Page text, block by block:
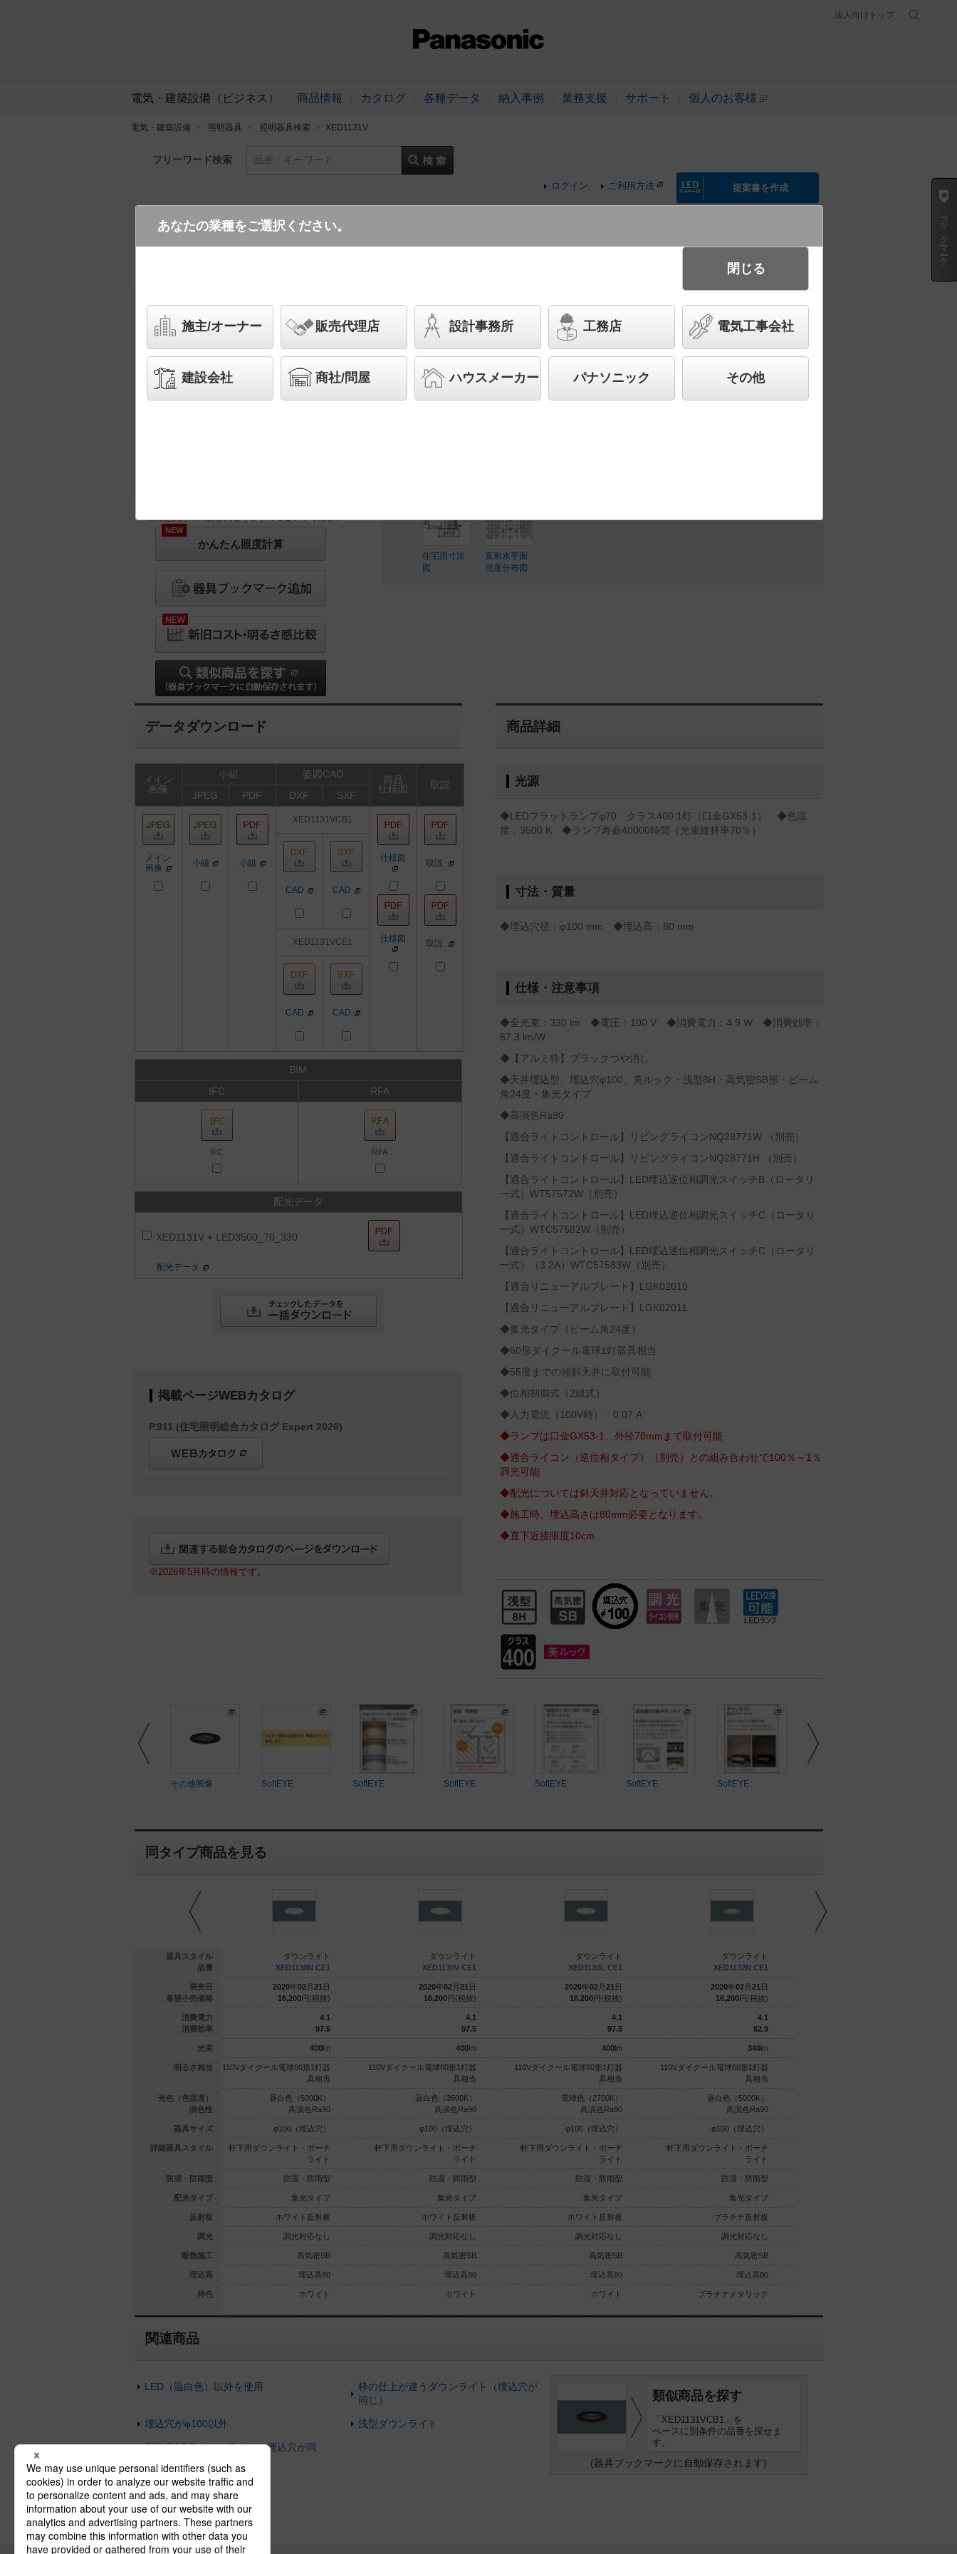
法人向けトップ
電気・建築設備（ビジネス） 商品情報 カタログ 各種データ 納入事例 業務支援 サポート 個人のお客様
電気・建築設備 照明器具 照明器具検索 XED1131V
フリーワード検索 品番・キーワード
ログイン ご利用方法 提案書を作成
XED1131V CB1
※画像は実際の商品と異なりますのでご了承ください
NEW
かんたん照度計算
天井埋込型 LED（温白色） 軒下用ダウンライト・ポーチライト 美ルック・
浅型8H・高気密SB形・ビーム角24度・集光タイプ LEDフラットランプ交換
型・防湿型・防雨型・調光タイプ（ライコン別売）／埋込穴φ100 パネル付
型 110Vダイクール電球60形1灯器具相当
◆希望小売価格 17,500 円（税抜）
【本体】LRD9101
住宅用寸法
図
直射水平面
照度分布図
データダウンロード
メイン
画像
小組 姿図CAD
商品
仕様図
取説
JPEG
PDF DXF SXF
メイン
画像
小組 小組
XED1131VCB1
仕様図
仕様図
取説
取説
CAD CAD
XED1131VCE1
CAD CAD
BIM
IFC
RFA
IFC RFA
配光データ
XED1131V + LED3500_70_330
配光データ
掲載ページWEBカタログ
P.911 (住宅照明総合カタログ Expert 2026)
※2026年5月時の情報です。
商品詳細
光源
◆LEDフラットランプφ70 クラス400 1灯（口金GX53-1） ◆色温
度：3500 K ◆ランプ寿命40000時間（光束維持率70％）
寸法・質量
◆埋込穴径：φ100 mm ◆埋込高：80 mm
仕様・注意事項
◆全光束：330 lm ◆電圧：100 V ◆消費電力：4.9 W ◆消費効率：
67.3 lm/W
◆【アルミ枠】ブラックつや消し
◆天井埋込型、埋込穴φ100、美ルック・浅型8H・高気密SB形・ビーム
角24度・集光タイプ
◆高演色Ra90
【適合ライトコントロール】リビングライコンNQ28771W （別売）
【適合ライトコントロール】リビングライコンNQ28771H （別売）
【適合ライトコントロール】LED埋込逆位相調光スイッチB（ロータリ
ー式）WT57572W（別売）
【適合ライトコントロール】LED埋込逆位相調光スイッチC（ロータリ
ー式）WTC57582W（別売）
【適合ライトコントロール】LED埋込逆位相調光スイッチC（ロータリ
ー式）（3.2A）WTC57583W（別売）
【適合リニューアルプレート】LGK02010
【適合リニューアルプレート】LGK02011
◆集光タイプ（ビーム角24度）
◆60形ダイクール電球1灯器具相当
◆55度までの傾斜天井に取付可能
◆位相制御式（2線式）
◆入力電流（100V時）：0.07 A
◆ランプは口金GX53-1、外径70mmまで取付可能
◆適合ライコン（逆位相タイプ）（別売）との組み合わせで100％～1％
調光可能
◆配光については斜天井対応となっていません。
◆施工時、埋込高さは80mm必要となります。
◆直下近接限度10cm
その他画像 SoftEYE SoftEYE SoftEYE SoftEYE SoftEYE SoftEYE
同タイプ商品を見る
器具スタイル
品番
発売日
希望小売価格
消費電力
消費効率
光束
明るさ相当
光色（色温度）
演色性
器具サイズ
詳細器具スタイル
防湿・防雨型
配光タイプ
反射板
調光
断熱施工
埋込高
枠色
ダウンライト
円(税抜)
5
61
白熱電球60形1灯器具相当
昼白色（5000K）
φ100（埋込穴）
軒下用ダウンライト・ポーチ
防湿・防雨型
拡散タイプ
高気密SB
ダウンライト
XED1130N CE1
2020年02月 21 日
16,200円(税抜)
4.1
97.5
400lm
110Vダイクール電球60形1灯器
具相当
昼白色（5000K）
高演色Ra90
φ100（埋込穴）
軒下用ダウンライト・ポーチ
ライト
防湿・防雨型
集光タイプ
ホワイト反射板
調光対応なし
高気密SB
埋込高80
ホワイト
ダウンライト
XED1130V CE1
2020年02月 21 日
16,200円(税抜)
4.1
97.5
400lm
110Vダイクール電球60形1灯器
具相当
温白色（3500K）
高演色Ra90
φ100（埋込穴）
軒下用ダウンライト・ポーチ
ライト
防湿・防雨型
集光タイプ
ホワイト反射板
調光対応なし
高気密SB
埋込高80
ホワイト
ダウンライト
XED1130L CE1
2020年02月 21 日
16,200円(税抜)
4.1
97.5
400lm
110Vダイクール電球60形1灯器
具相当
電球色（2700K）
高演色Ra90
φ100（埋込穴）
軒下用ダウンライト・ポーチ
ライト
防湿・防雨型
集光タイプ
ホワイト反射板
調光対応なし
高気密SB
埋込高80
ホワイト
ダウンライト
XED1132N CE1
2020年02月 21 日
16,200円(税抜)
4.1
82.9
340lm
110Vダイクール電球60形1灯器
具相当
昼白色（5000K）
高演色Ra90
φ100（埋込穴）
軒下用ダウンライト・ポーチ
ライト
防湿・防雨型
集光タイプ
プラチナ反射板
調光対応なし
高気密SB
埋込高80
プラチナメタリック
関連商品
LED（温白色）以外を使用
枠の仕上が違うダウンライト（埋込穴が
同じ）
埋込穴がφ100以外 浅型ダウンライト
高気密SB形ダウンライト（埋込穴が同
類似商品を探す
「XED1131VCB1」を
ベースに別条件の品番を探せま
す。
(器具ブックマークに自動保存されます)
ブックマーク
あなたの業種をご選択ください。
施主/オーナー 販売代理店 設計事務所 工務店 電気工事会社
建設会社 商社/問屋 ハウスメーカー パナソニック その他
閉じる